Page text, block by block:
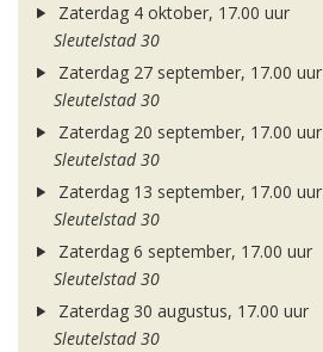
Zaterdag 4 oktober, 17.00 uur
Sleutelstad 30
Zaterdag 27 september, 17.00 uur
Sleutelstad 30
Zaterdag 20 september, 17.00 uur
Sleutelstad 30
Zaterdag 13 september, 17.00 uur
Sleutelstad 30
Zaterdag 6 september, 17.00 uur
Sleutelstad 30
Zaterdag 30 augustus, 17.00 uur
Sleutelstad 30